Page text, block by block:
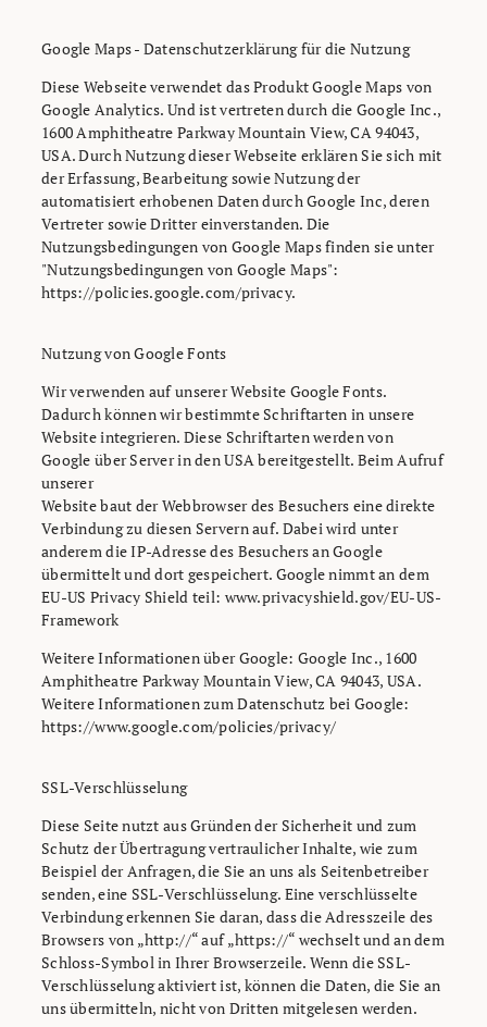
Google Maps - Datenschutzerklärung für die Nutzung
Diese Webseite verwendet das Produkt Google Maps von
Google Analytics. Und ist vertreten durch die Google Inc.,
1600 Amphitheatre Parkway Mountain View, CA 94043,
USA. Durch Nutzung dieser Webseite erklären Sie sich mit
der Erfassung, Bearbeitung sowie Nutzung der
automatisiert erhobenen Daten durch Google Inc, deren
Vertreter sowie Dritter einverstanden. Die
Nutzungsbedingungen von Google Maps finden sie unter
"Nutzungsbedingungen von Google Maps":
https://policies.google.com/privacy.
Nutzung von Google Fonts
Wir verwenden auf unserer Website Google Fonts.
Dadurch können wir bestimmte Schriftarten in unsere
Website integrieren. Diese Schriftarten werden von
Google über Server in den USA bereitgestellt. Beim Aufruf
unserer
Website baut der Webbrowser des Besuchers eine direkte
Verbindung zu diesen Servern auf. Dabei wird unter
anderem die IP-Adresse des Besuchers an Google
übermittelt und dort gespeichert. Google nimmt an dem
EU-US Privacy Shield teil: www.privacyshield.gov/EU-US-
Framework
Weitere Informationen über Google: Google Inc., 1600
Amphitheatre Parkway Mountain View, CA 94043, USA.
Weitere Informationen zum Datenschutz bei Google:
https://www.google.com/policies/privacy/
SSL-Verschlüsselung
Diese Seite nutzt aus Gründen der Sicherheit und zum
Schutz der Übertragung vertraulicher Inhalte, wie zum
Beispiel der Anfragen, die Sie an uns als Seitenbetreiber
senden, eine SSL-Verschlüsselung. Eine verschlüsselte
Verbindung erkennen Sie daran, dass die Adresszeile des
Browsers von „http://“ auf „https://“ wechselt und an dem
Schloss-Symbol in Ihrer Browserzeile. Wenn die SSL-
Verschlüsselung aktiviert ist, können die Daten, die Sie an
uns übermitteln, nicht von Dritten mitgelesen werden.